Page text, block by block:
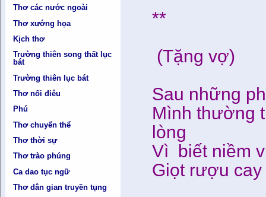
Thơ các nước ngoài
Thơ xướng họa
Kịch thơ
Trường thiên song thất lục
bát
Trường thiên lục bát
Thơ nối điêu
Phú
Thơ chuyển thể
Thơ thời sự
Thơ trào phúng
Ca dao tục ngữ
Thơ dân gian truyền tụng
**
(Tặng vợ)
Sau những
Mình thường
lòng
Vì biết niềm
Giọt rượu